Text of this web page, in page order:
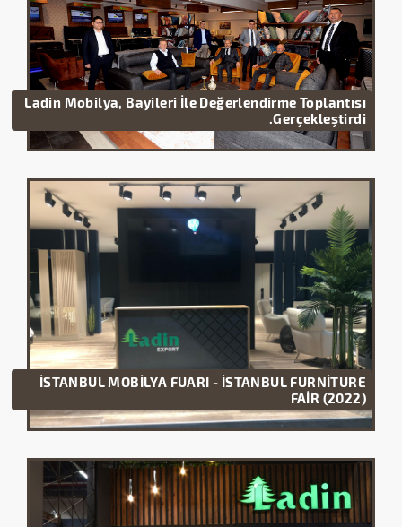
Ladin Mobilya, Bayileri İle Değerlendirme Toplantısı
Gerçekleştirdi.
İSTANBUL MOBİLYA FUARI - İSTANBUL FURNİTURE
FAİR (2022)